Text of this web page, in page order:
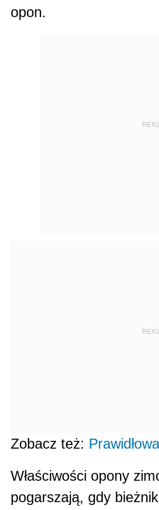
opon.
Zobacz też:
Właściwości opony
pogarszają, gdy